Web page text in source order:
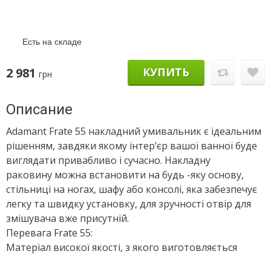
Есть на складе
2 981 грн КУПИТЬ
Описание
Adamant Frate 55 накладний умивальник є ідеальним
рішенням, завдяки якому інтер’єр вашої ванної буде
виглядати привабливо і сучасно. Накладну
раковину можна встановити на будь -яку основу,
стільниці на ногах, шафу або консолі, яка забезпечує
легку та швидку установку, для зручності отвір для
змішувача вже присутній.
Перевага Frate 55:
Матеріал високої якості, з якого виготовляється